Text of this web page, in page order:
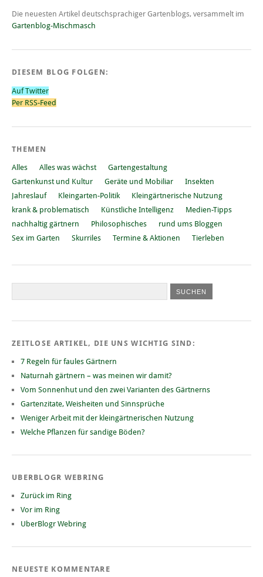
Die neuesten Artikel deutschsprachiger Gartenblogs, versammelt im
Gartenblog-Mischmasch
DIESEM BLOG FOLGEN:
Auf Twitter
Per RSS-Feed
THEMEN
Alles Alles was wächst
Gartengestaltung
Gartenkunst und Kultur
Geräte und Mobiliar
Insekten
Jahreslauf
Kleingarten-Politik
Kleingärtnerische Nutzung
krank & problematisch
Künstliche Intelligenz
Medien-Tipps
nachhaltig gärtnern
Philosophisches
rund ums Bloggen
Sex im Garten
Skurriles Termine & Aktionen Tierleben
ZEITLOSE ARTIKEL, DIE UNS WICHTIG SIND:
7 Regeln für faules Gärtnern
Naturnah gärtnern – was meinen wir damit?
Vom Sonnenhut und den zwei Varianten des Gärtnerns
Gartenzitate, Weisheiten und Sinnsprüche
Weniger Arbeit mit der kleingärtnerischen Nutzung
Welche Pflanzen für sandige Böden?
UBERBLOGR WEBRING
Zurück im Ring
Vor im Ring
UberBlogr Webring
NEUESTE KOMMENTARE